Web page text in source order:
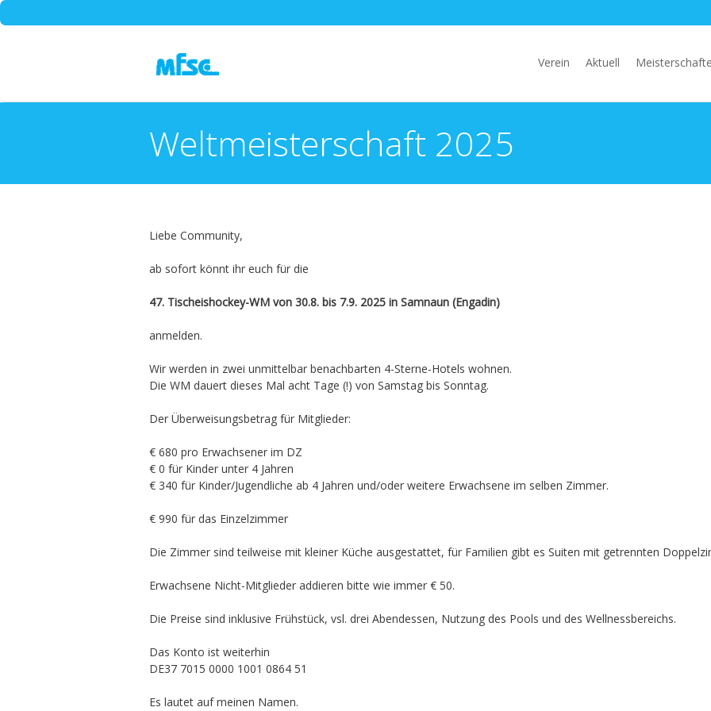
Verein Aktuell
Weltmeisterschaft 2025
Liebe Community,
ab sofort könnt ihr euch für die
47. Tischeishockey-WM von 30.8. bis 7.9. 2025 in Samnaun (Engadin)
anmelden.
Wir werden in zwei unmittelbar benachbarten 4-Sterne-Hotels wohnen.
Die WM dauert dieses Mal acht Tage (!) von Samstag bis Sonntag.
Der Überweisungsbetrag für Mitglieder:
€ 680 pro Erwachsener im DZ
€ 0 für Kinder unter 4 Jahren
€ 340 für Kinder/Jugendliche ab 4 Jahren und/oder weitere Erwachsene im selben Zimmer.
€ 990 für das Einzelzimmer
Die Zimmer sind teilweise mit kleiner Küche ausgestattet, für Familien gibt es Suiten mit getrennten
Erwachsene Nicht-Mitglieder addieren bitte wie immer € 50.
Die Preise sind inklusive Frühstück, vsl. drei Abendessen, Nutzung des Pools und des Wellnessbereichs.
Das Konto ist weiterhin
DE37 7015 0000 1001 0864 51
Es lautet auf meinen Namen.